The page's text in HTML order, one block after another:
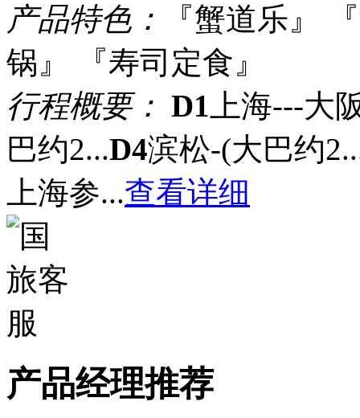
产品特色：
『蟹道乐』
锅』 『寿司定食』
行程概要： D1 上海---大
巴约2...D4滨松-(大巴约
上海参...查看详细
产品经理推荐